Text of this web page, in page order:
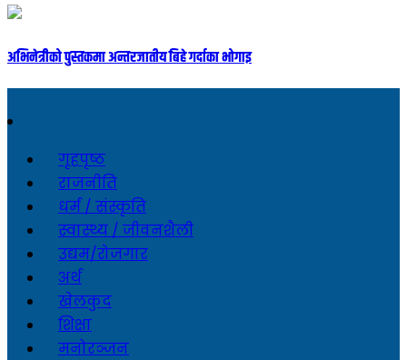
अभिनेत्रीको पुस्तकमा अन्तरजातीय बिहे गर्दाका भोगाइ
गृहपृष्ठ
राजनीति
धर्म / संस्कृति
स्वास्थ्य / जीवनशैली
उद्यम/रोजगार
अर्थ
खेलकुद
शिक्षा
मनोरञ्जन